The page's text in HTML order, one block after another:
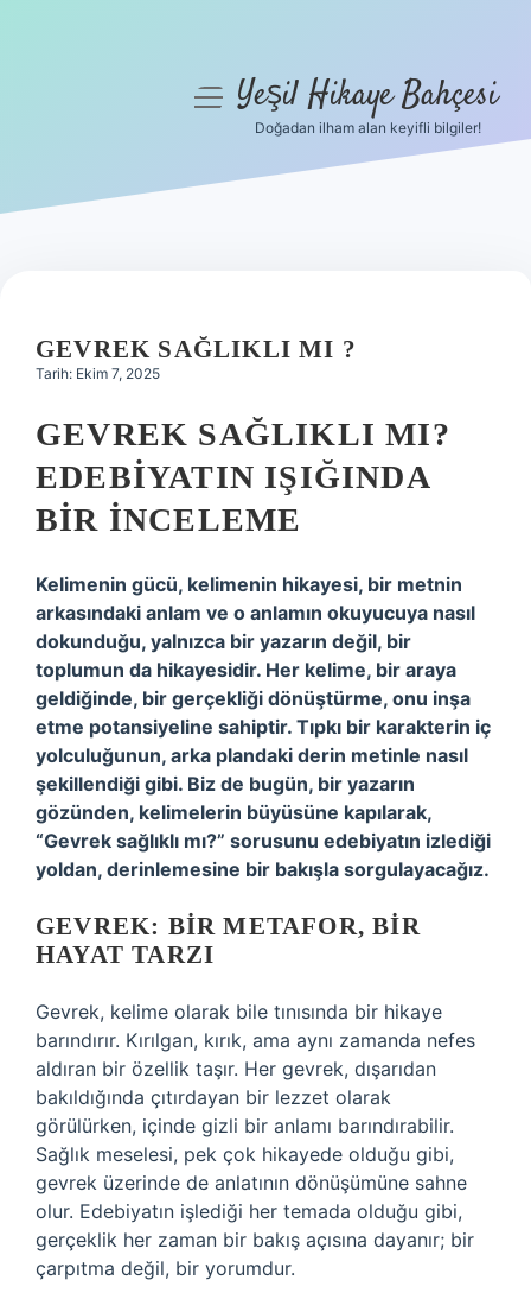
Hakkımızda
menüyüYeşil Hikaye Bahçesi
Doğadan ilham alan keyifli bilgiler!
GEVREK SAĞLIKLI MI ?
Tarih: Ekim 7, 2025
GEVREK SAĞLIKLI MI?
EDEBIYATIN IŞIĞINDA
BIR İNCELEME
Kelimenin gücü, kelimenin hikayesi, bir metnin
arkasındaki anlam ve o anlamın okuyucuya nasıl
dokunduğu, yalnızca bir yazarın değil, bir
toplumun da hikayesidir. Her kelime, bir araya
geldiğinde, bir gerçekliği dönüştürme, onu inşa
etme potansiyeline sahiptir. Tıpkı bir karakterin iç
yolculuğunun, arka plandaki derin metinle nasıl
şekillendiği gibi. Biz de bugün, bir yazarın
gözünden, kelimelerin büyüsüne kapılarak,
“Gevrek sağlıklı mı?” sorusunu edebiyatın izlediği
yoldan, derinlemesine bir bakışla sorgulayacağız.
GEVREK: BIR METAFOR, BIR
HAYAT TARZI
Gevrek, kelime olarak bile tınısında bir hikaye
barındırır. Kırılgan, kırık, ama aynı zamanda nefes
aldıran bir özellik taşır. Her gevrek, dışarıdan
bakıldığında çıtırdayan bir lezzet olarak
görülürken, içinde gizli bir anlamı barındırabilir.
Sağlık meselesi, pek çok hikayede olduğu gibi,
gevrek üzerinde de anlatının dönüşümüne sahne
olur. Edebiyatın işlediği her temada olduğu gibi,
gerçeklik her zaman bir bakış açısına dayanır; bir
çarpıtma değil, bir yorumdur.